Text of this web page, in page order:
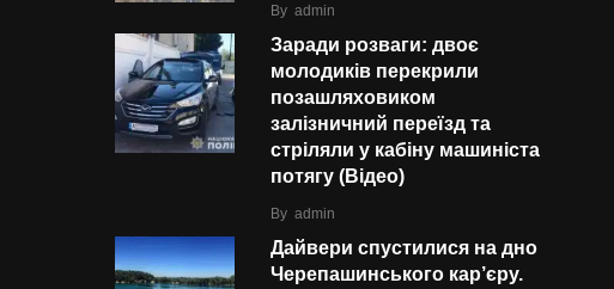
By admin
Заради розваги: двоє
молодиків перекрили
позашляховиком
залізничний переїзд та
стріляли у кабіну машиніста
потягу (Відео)
By admin
Дайвери спустилися на дно
Черепашинського кар’єру.